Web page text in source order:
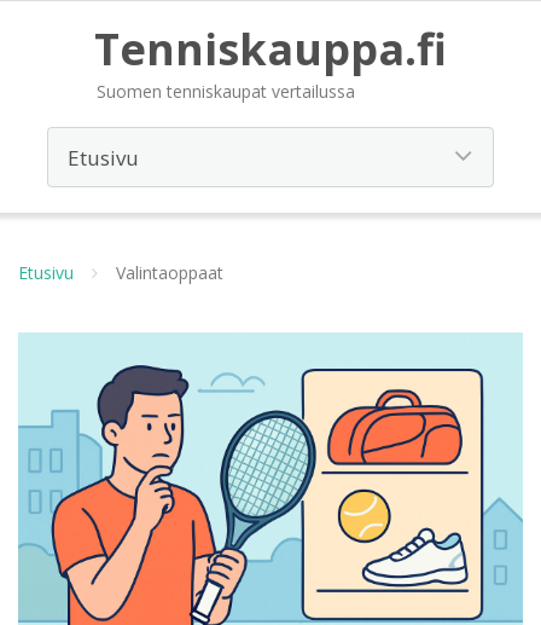
Tenniskauppa.fi
Suomen tenniskaupat vertailussa
Etusivu Valintaoppaat